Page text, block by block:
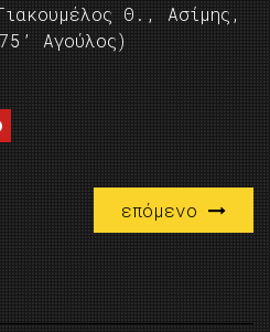
Θ., Ασίμης,
Αγούλος)
επόμενο